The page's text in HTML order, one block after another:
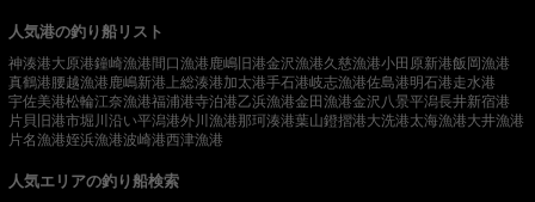
人気港の釣り船リスト
神湊港大原港鐘崎漁港間口漁港 鹿嶋旧港金沢漁港久慈漁港小田原新港飯岡漁港
真鶴港腰越漁港 鹿嶋新港 上総湊港加太港手石港岐志漁港佐島港明石港走水港
宇佐美港松輪江奈漁港福浦港寺泊港乙浜漁港金田漁港金沢八景平潟長井新宿港
片貝旧港市堀川沿い平潟港外川漁港那珂湊港葉山鐙摺港大洗港太海漁港大井漁港
片名漁港姪浜漁港波崎港西津漁港
人気エリアの釣り船検索